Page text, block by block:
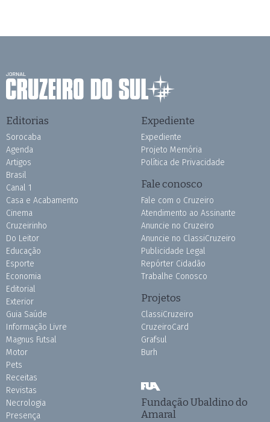
Editorias
Sorocaba
Agenda
Artigos
Brasil
Canal 1
Casa e Acabamento
Cinema
Cruzeirinho
Do Leitor
Educação
Esporte
Economia
Editorial
Exterior
Guia Saúde
Informação Livre
Magnus Futsal
Motor
Pets
Receitas
Revistas
Necrologia
Presença
Expediente
Expediente
Projeto Memória
Política de Privacidade
Fale conosco
Fale com o Cruzeiro
Atendimento ao Assinante
Anuncie no Cruzeiro
Anuncie no ClassiCruzeiro
Publicidade Legal
Repórter Cidadão
Trabalhe Conosco
Projetos
ClassiCruzeiro
CruzeiroCard
Grafsul
Burh
Fundação Ubaldino do
Amaral